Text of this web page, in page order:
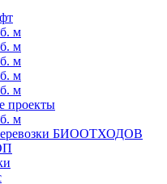
м
м
м
м
м
проекты
м
БИООТХОДОВ